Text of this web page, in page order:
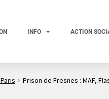
INFO ACTION
Prison de Fresnes : MAF,